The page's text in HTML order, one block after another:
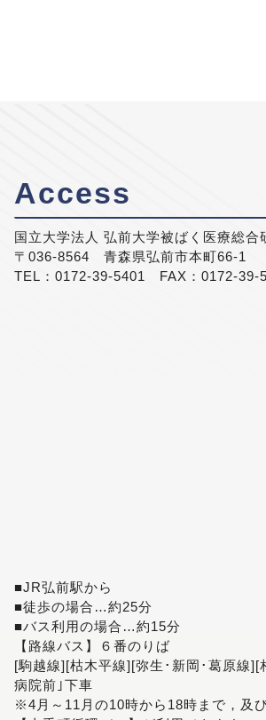
Access
国立大学法人 弘前大学被ばく医療総合
〒036-8564 青森県弘前市本町66-1
TEL：0172-39-5401 FAX：0172-39-
■JR弘前駅から
■徒歩の場合…約25分
■バス利用の場合…約15分
【路線バス】６番のりば
[駒越線][枯木平線][弥生･新岡･葛原線
病院前｣下車
※4月～11月の10時から18時まで，及